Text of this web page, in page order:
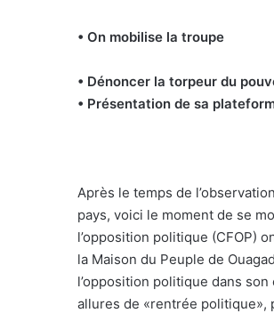
• On mobilise la troupe
• Dénoncer la torpeur du
• Présentation de sa
Après le temps de
pays, voici le moment de se
l’opposition politique (CFOP)
la Maison du Peuple de
l’opposition politique dans
allures de «rentrée politique»,